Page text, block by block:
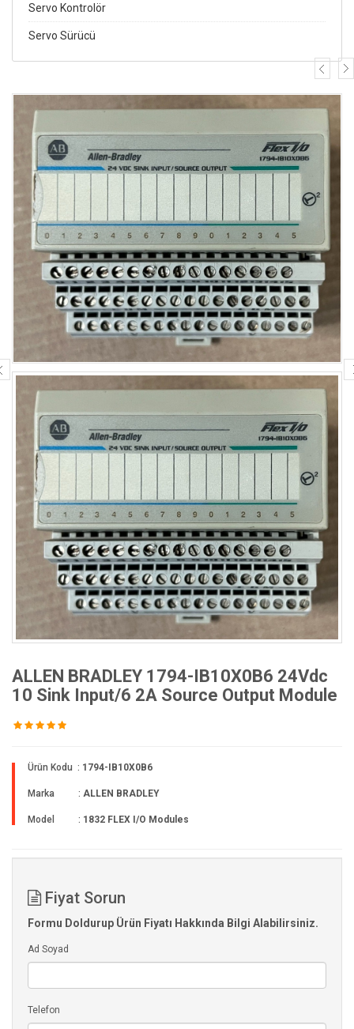
Servo Kontrolör
Servo Sürücü
ALLEN BRADLEY 1794-IB10X0B6 24Vdc
10 Sink Input/6 2A Source Output Module
Ürün Kodu : 1794-IB10X0B6
Marka : ALLEN BRADLEY
Model : 1832 FLEX I/O Modules
Fiyat Sorun
Formu Doldurup Ürün Fiyatı Hakkında Bilgi Alabilirsiniz.
Ad Soyad
Telefon